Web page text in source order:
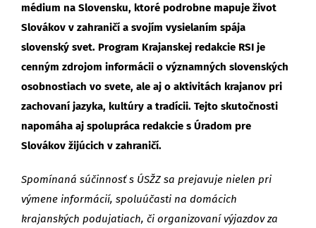
médium na Slovensku, ktoré podrobne mapuje život
Slovákov v zahraničí a svojím vysielaním spája
slovenský svet. Program Krajanskej redakcie RSI je
cenným zdrojom informácii o významných slovenských
osobnostiach vo svete, ale aj o aktivitách krajanov pri
zachovaní jazyka, kultúry a tradícii. Tejto skutočnosti
napomáha aj spolupráca redakcie s Úradom pre
Slovákov žijúcich v zahraničí.
Spomínaná súčinnosť s ÚSŽZ sa prejavuje nielen pri
výmene informácií, spoluúčasti na domácich
krajanských podujatiach, či organizovaní výjazdov za